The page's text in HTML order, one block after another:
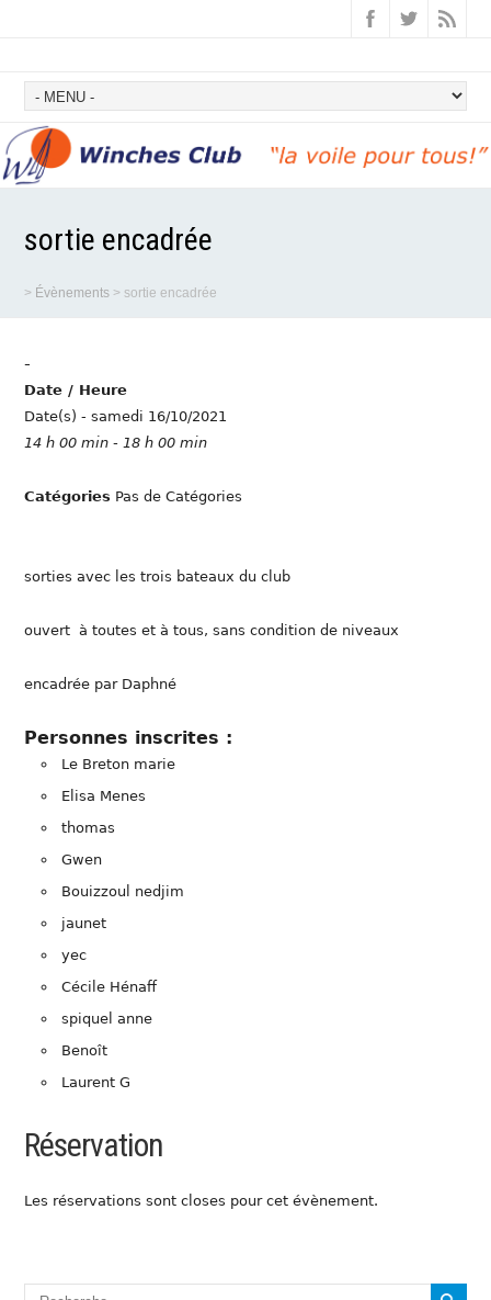
sortie encadrée
> Évènements > sortie encadrée
-
Date / Heure
Date(s) - samedi 16/10/2021
14 h 00 min - 18 h 00 min
Catégories Pas de Catégories
sorties avec les trois bateaux du club
ouvert à toutes et à tous, sans condition de niveaux
encadrée par Daphné
Personnes inscrites :
Le Breton marie
Elisa Menes
thomas
Gwen
Bouizzoul nedjim
jaunet
yec
Cécile Hénaff
spiquel anne
Benoît
Laurent G
Réservation
Les réservations sont closes pour cet évènement.